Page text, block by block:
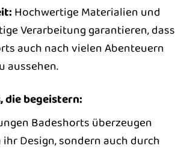
Hochwertige Materialien und
Verarbeitung garantieren, dass
auch nach vielen Abenteuern
aussehen.
die begeistern:
Badeshorts überzeugen
Design, sondern auch durch